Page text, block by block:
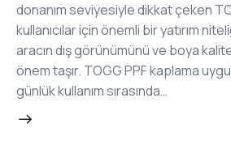
donanım seviyesiyle dikkat çeken
kullanıcılar için önemli bir yatırım
aracın dış görünümünü ve boya
önem taşır. TOGG PPF kaplama
günlük kullanım sırasında…